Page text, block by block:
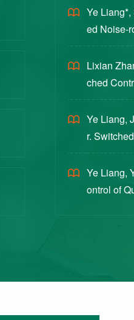
Ye
ed Noise-
cience
Lixian
ched
yloads [J].
Ye Liang,
r.
ex
Ye Liang,
ontrol of